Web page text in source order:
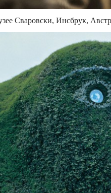
Сваровски, Инсбрук,